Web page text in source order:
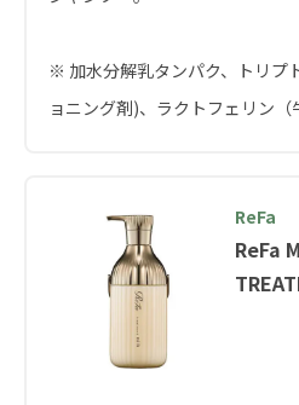
※ 加水分解乳タンパク、トリプ
ョニング剤)、ラクトフェリン（
ReFa
ReFa